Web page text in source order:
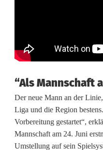
i
n
e
r
ü
“Als Mannschaft
Der neue Mann an der
Liga und die Region
Vorbereitung gestartet“,
Mannschaft am 24. Juni
Umstellung auf sein